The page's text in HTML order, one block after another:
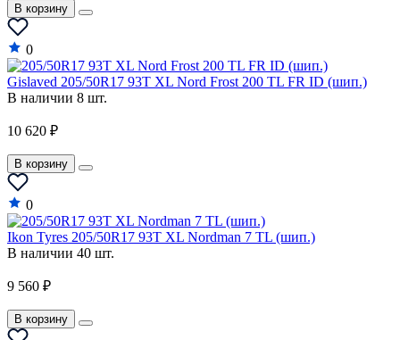
В корзину
0
Gislaved 205/50R17 93T XL Nord Frost 200 TL FR ID (шип.)
В наличии 8 шт.
10 620 ₽
В корзину
0
Ikon Tyres 205/50R17 93T XL Nordman 7 TL (шип.)
В наличии 40 шт.
9 560 ₽
В корзину